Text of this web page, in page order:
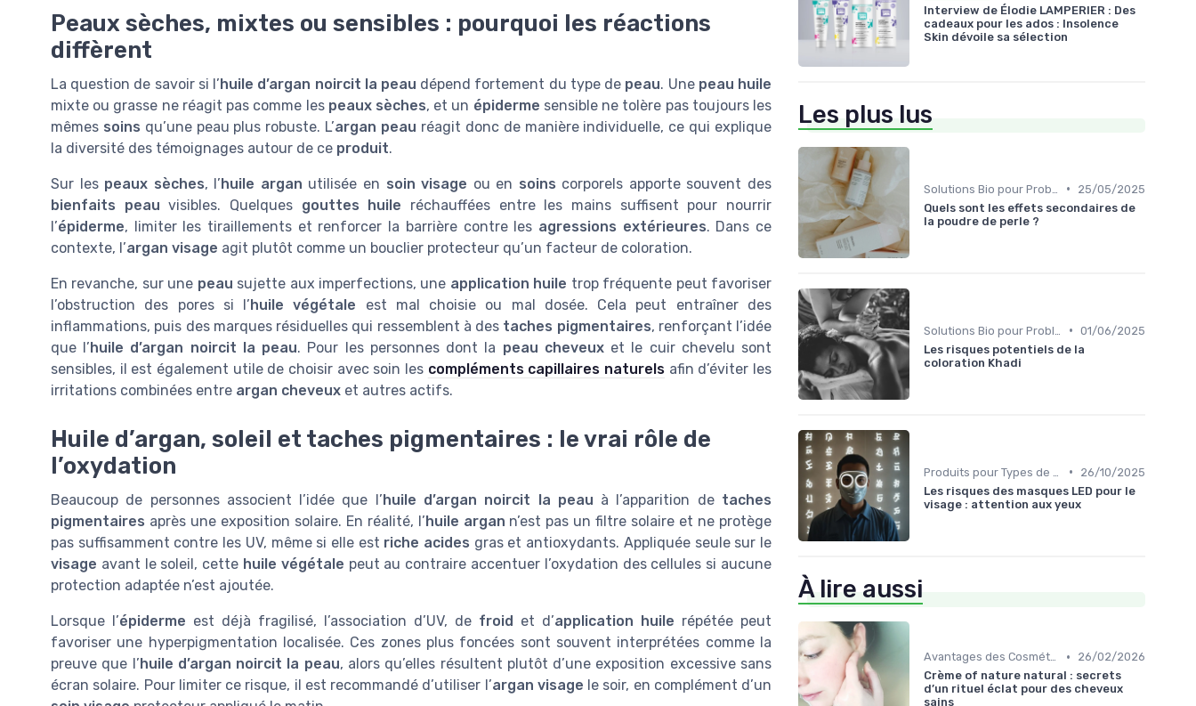
Peaux sèches, mixtes ou sensibles : pourquoi les réactions
diffèrent
La question de savoir si l’ huile d’argan noircit la peau dépend fortement du type de peau. Une peau huile
mixte ou grasse ne réagit pas comme les peaux sèches, et un épiderme sensible ne tolère pas toujours les
mêmes soins qu’une peau plus robuste. L’argan peau réagit donc de manière individuelle, ce qui explique
la diversité des témoignages autour de ce produit.
Sur les peaux sèches, l’ huile argan utilisée en soin visage ou en soins corporels apporte souvent des
bienfaits peau visibles. Quelques gouttes huile réchauffées entre les mains suffisent pour nourrir
l’épiderme, limiter les tiraillements et renforcer la barrière contre les agressions extérieures. Dans ce
contexte, l’argan visage agit plutôt comme un bouclier protecteur qu’un facteur de coloration.
En revanche, sur une peau sujette aux imperfections, une application huile trop fréquente peut favoriser
l’obstruction des pores si l’ huile végétale est mal choisie ou mal dosée. Cela peut entraîner des
inflammations, puis des marques résiduelles qui ressemblent à des taches pigmentaires, renforçant l’idée
que l’ huile d’argan noircit la peau. Pour les personnes dont la peau cheveuxet le cuir chevelu sont
sensibles, il est également utile de choisir avec soin les compléments capillaires naturels afin d’éviter les
irritations combinées entre argan cheveux et autres actifs.
Huile d’argan, soleil et taches pigmentaires : le vrai rôle de
l’oxydation
Beaucoup de personnes associent l’idée que l’huile d’argan noircit la peau à l’apparition de taches
pigmentaires après une exposition solaire. En réalité, l’huile argan n’est pas un filtre solaire et ne protège
pas suffisamment contre les UV, même si elle est riche acides gras et antioxydants. Appliquée seule sur le
visage avant le soleil, cette huile végétale peut au contraire accentuer l’oxydation des cellules si aucune
protection adaptée n’est ajoutée.
Lorsque l’épiderme est déjà fragilisé, l’association d’UV, de froid et d’application huile répétée peut
favoriser une hyperpigmentation localisée. Ces zones plus foncées sont souvent interprétées comme la
preuve que l’huile d’argan noircit la peau, alors qu’elles résultent plutôt d’une exposition excessive sans
écran solaire. Pour limiter ce risque, il est recommandé d’utiliser l’argan visage le soir, en complément d’un
Interview de Élodie LAMPERIER : Des
cadeaux pour les ados : Insolence
Skin dévoile sa sélection
Les plus lus
•
25/05/2025
Quels sont les effets secondaires de
la poudre de perle ?
• 01/06/2025
Les risques potentiels de la
coloration Khadi
•
26/10/2025
Les risques des masques LED pour le
visage : attention aux yeux
À lire aussi
Avantages des Cosmétiques Bio •
26/02/2026
Crème of nature natural : secrets
d’un rituel éclat pour des cheveux
sains